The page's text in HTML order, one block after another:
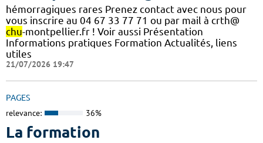
hémorragiques rares Prenez contact avec nous pour
vous inscrire au 04 67 33 77 71 ou par mail à crth@
chu-montpellier.fr ! Voir aussi Présentation
Informations pratiques Formation Actualités, liens
utiles
21/07/2026 19:47
PAGES
relevance: 36%
La formation